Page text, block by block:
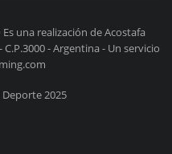
una realización de Acostafa
- Argentina - Un servicio
2025